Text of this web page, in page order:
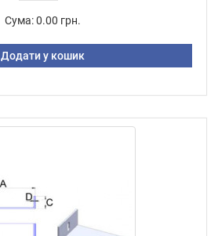
Сума: 0.00 грн.
Додати у кошик